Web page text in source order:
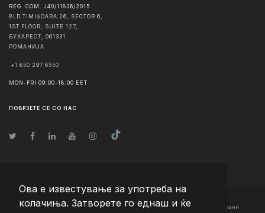
Ова е известување за употреба на
колачиња. Затворете го еднаш и ќе
REG. COM. J40/11836/2015
BLD TIMIȘOARA 26, SECTOR 6,
1ST FLOOR, SUITE 127,
БУХАРЕСТ
061331
РОМАНИЈА
+1 650 297 6550
MON-FRI 09:00-18:00 EET
ПОВРЗЕТЕ СЕ СО НАС
© Авторско право2026 Team Extension Macedonia - Сите права задржани